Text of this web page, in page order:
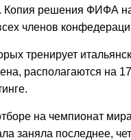
Копия решения ФИФА
членов
тренирует
располагаются на
на чемпионат
заняла последнее,